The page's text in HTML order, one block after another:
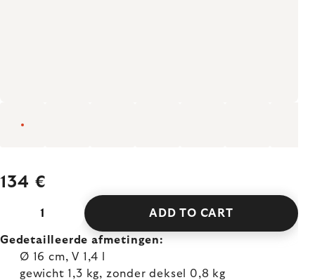
134 €
ADD TO CART
Gedetailleerde afmetingen:
Ø 16 cm, V 1,4 l
gewicht 1,3 kg, zonder deksel 0,8 kg